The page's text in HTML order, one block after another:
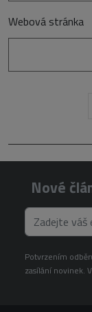
Webová stránka
Nové
Potvrzením
zasílání novinek.